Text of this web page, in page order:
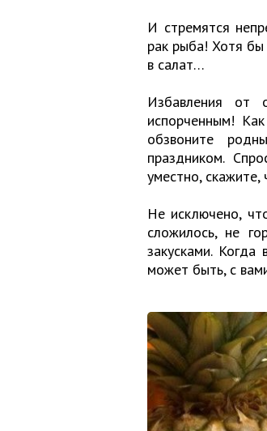
И стремятся
рак рыба! Хотя
в салат…
Избавления от
испорченным!
обзвоните
праздником.
уместно, скажите,
Не исключено,
сложилось, не
закусками.
может быть, с